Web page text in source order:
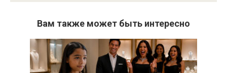
Вам также может быть интересно